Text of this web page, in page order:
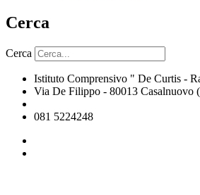
Cerca
Cerca
Istituto Comprensivo " De Curtis -
Via De Filippo - 80013 Casalnuovo
081 5224248